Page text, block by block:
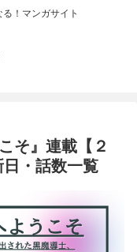
！マンガサイト
そ』連載【２
日・話数一覧